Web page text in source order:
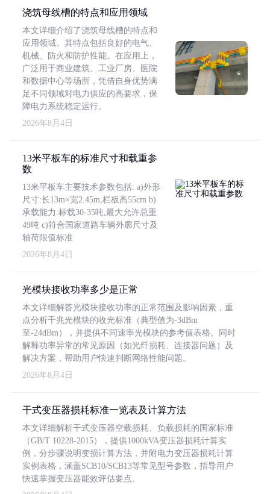
浇筑母线槽的特点和应用领域
本文详细介绍了浇筑母线槽的特点和
应用领域。其特点包括良好的电气、
机械、防火和防护性能。在应用上，
广泛用于商业建筑、工业厂房、医院
和数据中心等场所，凭借自身优势满
足不同领域对电力供应的高要求，保
障电力系统稳定运行。
2026年8月4日
13米平板车的标准尺寸和载重参
数
13米平板车主要技术参数包括: a)外形
尺寸:长13m×宽2.45m,栏板高55cm b)
承载能力:标载30-35吨,最大允许总重
49吨 c)符合国家道路车辆外廓尺寸及
轴荷限值标准
2026年8月4日
光模块接收功率多少是正常
本文详细解答光模块接收功率的正常范围及影响因素，重
点分析千兆光模块的收光标准（典型值为-3dBm
至-24dBm），并提供不同速率光模块的参考值表格。同时
解释功率异常的常见原因（如光纤损耗、连接器问题）及
解决方案，帮助用户快速判断网络性能问题。
2026年8月4日
干式变压器损耗标准一览表及计算方法
本文详细解析干式变压器空载损耗、负载损耗的国家标准
（GB/T 10228-2015），提供1000kVA变压器损耗计算实
例，分步骤说明变损计算方法，并附电力变压器损耗计算
实例表格，涵盖SCB10/SCB13等常见型号参数，指导用户
快速掌握变压器能效评估要点。